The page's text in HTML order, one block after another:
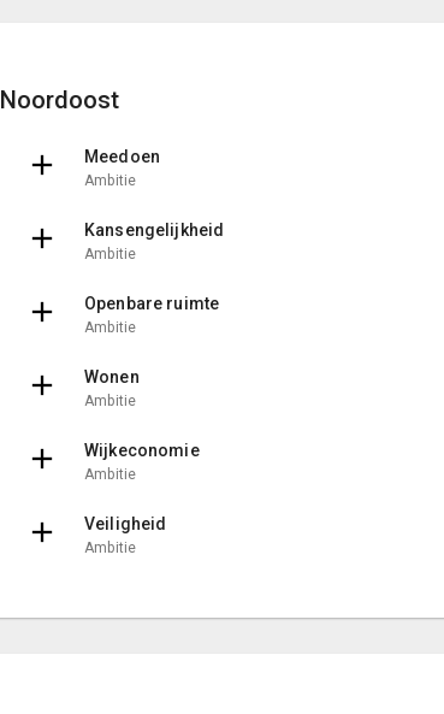
Noordoost
Meedoen
Ambitie
Kansengelijkheid
Ambitie
Openbare ruimte
Ambitie
Wonen
Ambitie
Wijkeconomie
Ambitie
Veiligheid
Ambitie